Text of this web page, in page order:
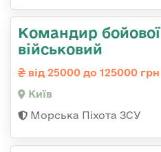
Командиp
військовий
від 25000 до 125000 грн
Київ
Морська Піхота ЗСУ